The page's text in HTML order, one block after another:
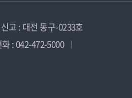
고 : 대전 동구-0233호
: 042-472-5000